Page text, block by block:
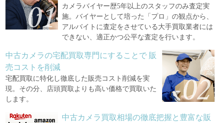
カメラバイヤー歴5年以上のスタッフのみ査定実
施。バイヤーとして培った「プロ」の観点から、
アルバイトに査定をさせている大手買取業者には
できない、適正かつ公平な査定を行います。
中古カメラの宅配買取専門にすることで 販
売コストを削減
宅配買取に特化し徹底した販売コスト削減を実
現。その分、店頭買取よりも高い価格で買取いた
します。
中古カメラ買取相場の徹底把握と豊富な販